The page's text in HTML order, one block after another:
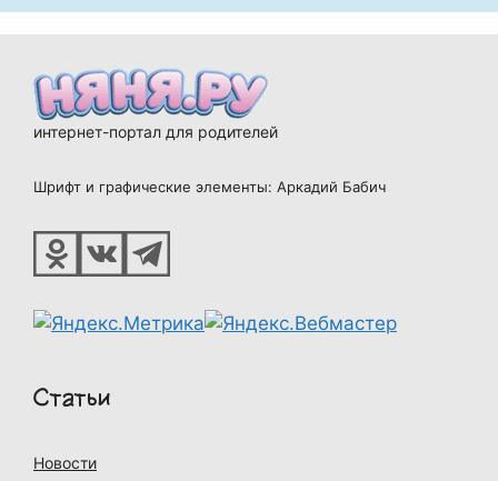
интернет-портал для родителей
Шрифт и графические элементы: Аркадий Бабич
Статьи
Новости